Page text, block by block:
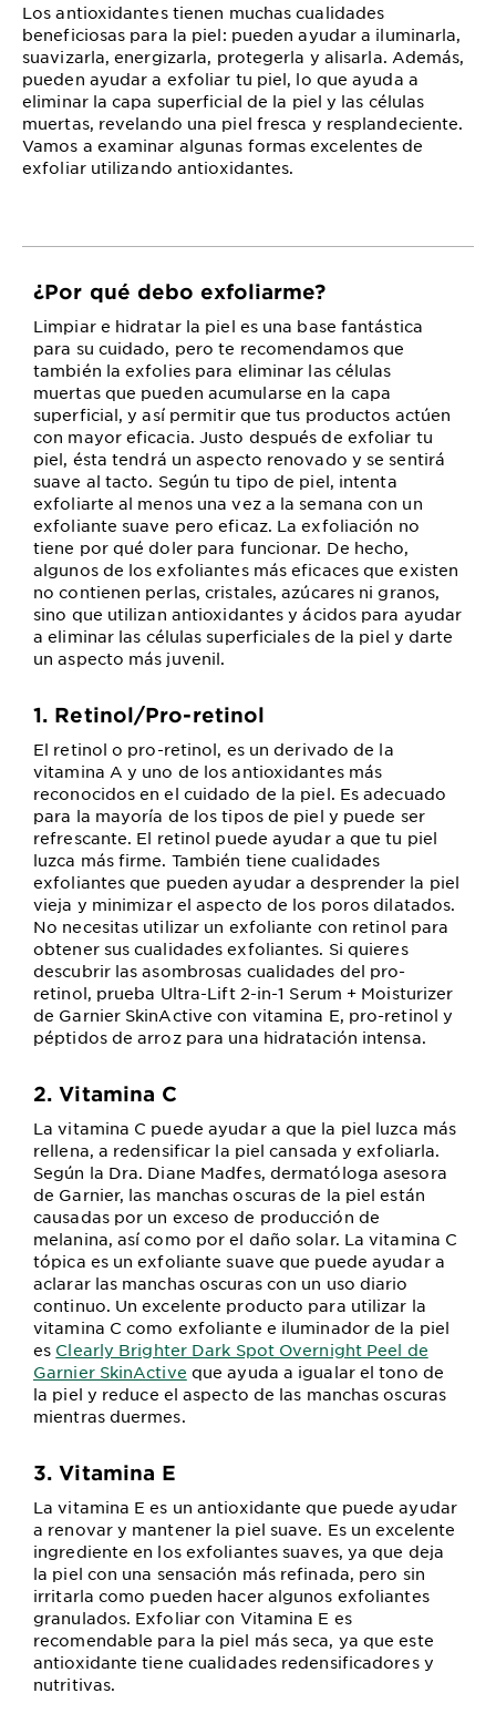
Garnier
Offers
Cruelty
Free
Los antioxidantes tienen muchas cualidades
beneficiosas para la piel: pueden ayudar a iluminarla,
suavizarla, energizarla, protegerla y alisarla. Además,
pueden ayudar a exfoliar tu piel, lo que ayuda a
eliminar la capa superficial de la piel y las células
muertas, revelando una piel fresca y resplandeciente.
Vamos a examinar algunas formas excelentes de
exfoliar utilizando antioxidantes.
¿Por qué debo exfoliarme?
Limpiar e hidratar la piel es una base fantástica
para su cuidado, pero te recomendamos que
también la exfolies para eliminar las células
muertas que pueden acumularse en la capa
superficial, y así permitir que tus productos actúen
con mayor eficacia. Justo después de exfoliar tu
piel, ésta tendrá un aspecto renovado y se sentirá
suave al tacto. Según tu tipo de piel, intenta
exfoliarte al menos una vez a la semana con un
exfoliante suave pero eficaz. La exfoliación no
tiene por qué doler para funcionar. De hecho,
algunos de los exfoliantes más eficaces que existen
no contienen perlas, cristales, azúcares ni granos,
sino que utilizan antioxidantes y ácidos para ayudar
a eliminar las células superficiales de la piel y darte
un aspecto más juvenil.
1. Retinol/Pro-retinol
El retinol o pro-retinol, es un derivado de la
vitamina A y uno de los antioxidantes más
reconocidos en el cuidado de la piel. Es adecuado
para la mayoría de los tipos de piel y puede ser
refrescante. El retinol puede ayudar a que tu piel
luzca más firme. También tiene cualidades
exfoliantes que pueden ayudar a desprender la piel
vieja y minimizar el aspecto de los poros dilatados.
No necesitas utilizar un exfoliante con retinol para
obtener sus cualidades exfoliantes. Si quieres
descubrir las asombrosas cualidades del pro-
retinol, prueba Ultra-Lift 2-in-1 Serum + Moisturizer
de Garnier SkinActive con vitamina E, pro-retinol y
péptidos de arroz para una hidratación intensa.
2. Vitamina C
La vitamina C puede ayudar a que la piel luzca más
rellena, a redensificar la piel cansada y exfoliarla.
Según la Dra. Diane Madfes, dermatóloga asesora
de Garnier, las manchas oscuras de la piel están
causadas por un exceso de producción de
melanina, así como por el daño solar. La vitamina C
tópica es un exfoliante suave que puede ayudar a
aclarar las manchas oscuras con un uso diario
continuo. Un excelente producto para utilizar la
vitamina C como exfoliante e iluminador de la piel
es Clearly Brighter Dark Spot Overnight Peel de
Garnier SkinActive que ayuda a igualar el tono de
la piel y reduce el aspecto de las manchas oscuras
mientras duermes.
3. Vitamina E
La vitamina E es un antioxidante que puede ayudar
a renovar y mantener la piel suave. Es un excelente
ingrediente en los exfoliantes suaves, ya que deja
la piel con una sensación más refinada, pero sin
irritarla como pueden hacer algunos exfoliantes
granulados. Exfoliar con Vitamina E es
recomendable para la piel más seca, ya que este
antioxidante tiene cualidades redensificadores y
nutritivas.